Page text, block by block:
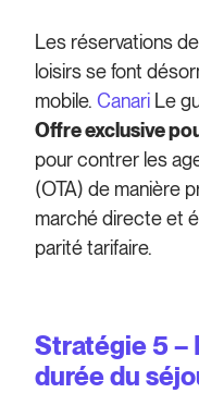
Les réservations
loisirs se font
mobile.Canari Le
Offre exclusive
pour contrer les
(OTA) de manière
marché directe et
parité tarifaire.
Stratégie 5 –
durée du